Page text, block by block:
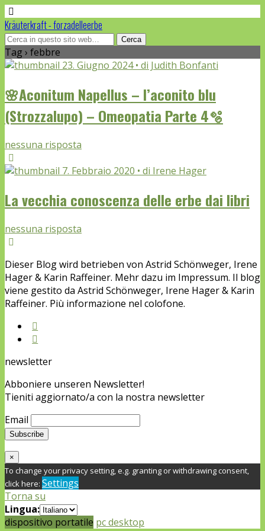
Kräuterkraft - forzadelleerbe
Tag › febbre
23. Giugno 2024 • di Judith Bonfanti
🌸Aconitum Napellus – l’aconito blu
(Strozzalupo) – Omeopatia Parte 4🫧
nessuna risposta
7. Febbraio 2020 • di Irene Hager
La vecchia conoscenza delle erbe dai libri
nessuna risposta
Dieser Blog wird betrieben von Astrid Schönweger, Irene
Hager & Karin Raffeiner. Mehr dazu im Impressum. Il blog
viene gestito da Astrid Schönweger, Irene Hager & Karin
Raffeiner. Più informazione nel colofone.
newsletter
Abboniere unseren Newsletter!
Tieniti aggiornato/a con la nostra newsletter
Email
×
To change your privacy setting, e.g. granting or withdrawing consent,
click here: Settings
Torna su
Lingua:
dispositivo portatile pc desktop